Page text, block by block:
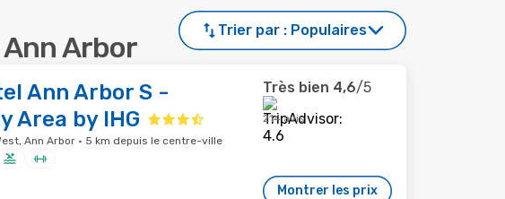
Arbor
Trier par : Populaires
Ann Arbor S -
Area by IHG
Ann Arbor · 5 km depuis le centre-ville
Très bien 4,6/5
214 avis
Montrer les prix